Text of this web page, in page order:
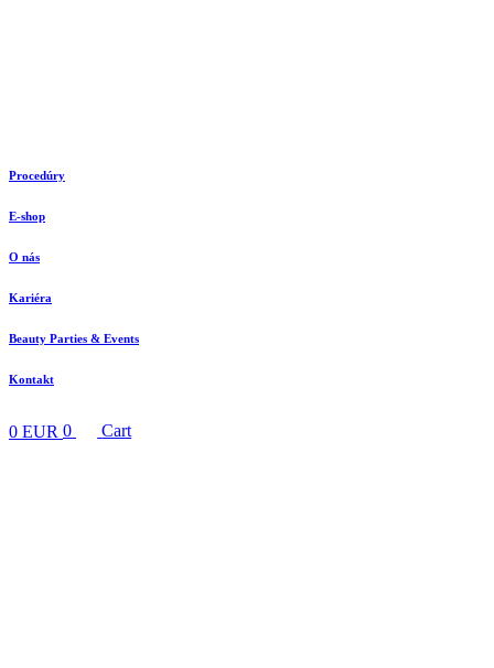
Procedúry
E-shop
O nás
Kariéra
Beauty Parties & Events
Kontakt
0 EUR 0 Cart